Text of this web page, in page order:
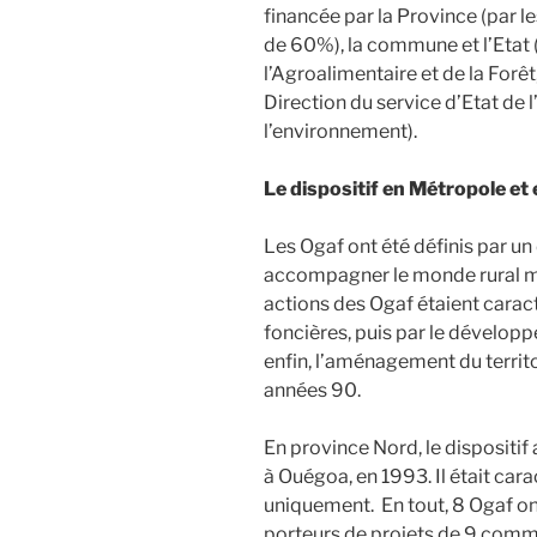
financée par la Province (par
de 60%), la commune et
l’Agroalimentaire et de la
Direction du service d’Etat de
l’environnement).
Le dispositif en Métropole et
Les Ogaf ont été définis par
accompagner le monde rural
actions des Ogaf étaient
foncières, puis par le
enfin, l’aménagement du
années 90.
En province Nord, le dispositif
à Ouégoa, en 1993. Il était
uniquement. En tout, 8 Ogaf